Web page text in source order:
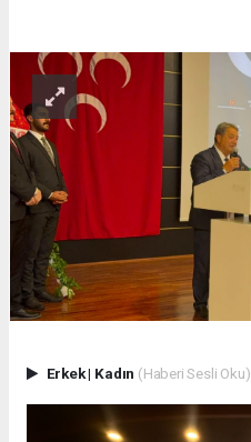
Erkek| Kadın (Haberi Sesli Oku)